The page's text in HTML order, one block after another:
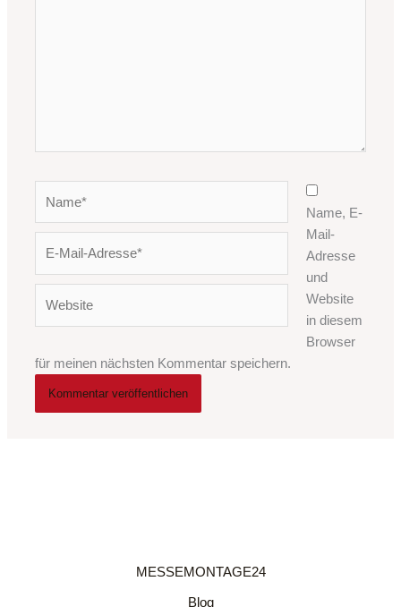
Adresse*
Name, E-
Mail-
Adresse
und
Website
in diesem
Browser
für meinen nächsten Kommentar speichern.
MESSEMONTAGE24
Blog